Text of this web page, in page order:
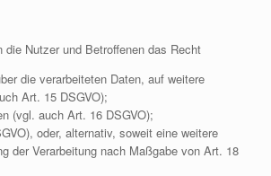
Nutzer und Betroffenen das Recht
die verarbeiteten Daten, auf weitere
Art. 15 DSGVO);
(vgl. auch Art. 16 DSGVO);
oder, alternativ, soweit eine weitere
der Verarbeitung nach Maßgabe von Art. 18